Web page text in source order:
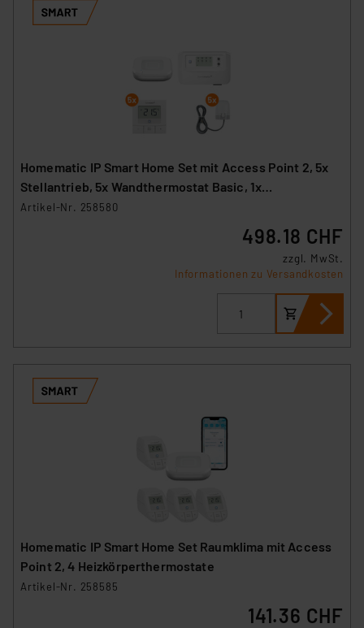
Homematic IP Smart Home Set mit Access Point 2, 5x
Stellantrieb, 5x Wandthermostat Basic, 1x
Fußbodenheizungscontroller
Artikel-Nr. 258580
498.18 CHF
zzgl. MwSt.
Informationen zu Versandkosten
Homematic IP Smart Home Set Raumklima mit Access
Point 2, 4 Heizkörperthermostate
Artikel-Nr. 258585
141.36 CHF